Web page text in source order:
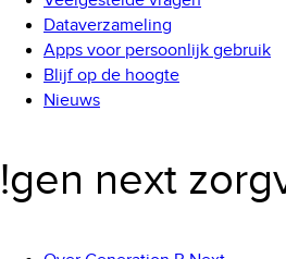
Dataverzameling
Apps voor persoonlijk gebruik
Blijf op de hoogte
Nieuws
!gen next